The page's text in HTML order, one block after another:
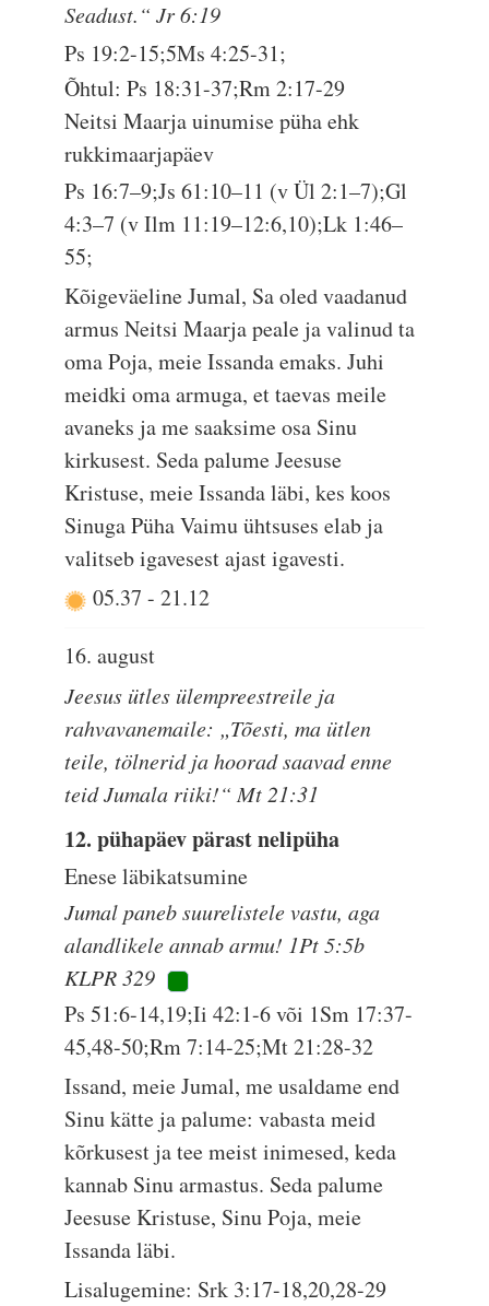
Seadust.“ Jr 6:19
Ps 19:2-15;5Ms 4:25-31;
Õhtul: Ps 18:31-37;Rm 2:17-29
Neitsi Maarja uinumise püha ehk
rukkimaarjapäev
Ps 16:7–9;Js 61:10–11 (v Ül 2:1–7);Gl
4:3–7 (v Ilm 11:19–12:6,10);Lk 1:46–
55;
Kõigeväeline Jumal, Sa oled vaadanud
armus Neitsi Maarja peale ja valinud ta
oma Poja, meie Issanda emaks. Juhi
meidki oma armuga, et taevas meile
avaneks ja me saaksime osa Sinu
kirkusest. Seda palume Jeesuse
Kristuse, meie Issanda läbi, kes koos
Sinuga Püha Vaimu ühtsuses elab ja
valitseb igavesest ajast igavesti.
05.37-21.12
16. august
Jeesus ütles ülempreestreile ja
rahvavanemaile: „Tõesti, ma ütlen
teile, tölnerid ja hoorad saavad enne
teid Jumala riiki!“ Mt 21:31
12. pühapäev pärast nelipüha
Enese läbikatsumine
Jumal paneb suurelistele vastu, aga
alandlikele annab armu! 1Pt 5:5b
KLPR 329
Ps 51:6-14,19;Ii 42:1-6 või 1Sm 17:37-
45,48-50;Rm 7:14-25;Mt 21:28-32
Issand, meie Jumal, me usaldame end
Sinu kätte ja palume: vabasta meid
kõrkusest ja tee meist inimesed, keda
kannab Sinu armastus. Seda palume
Jeesuse Kristuse, Sinu Poja, meie
Issanda läbi.
Lisalugemine: Srk 3:17-18,20,28-29